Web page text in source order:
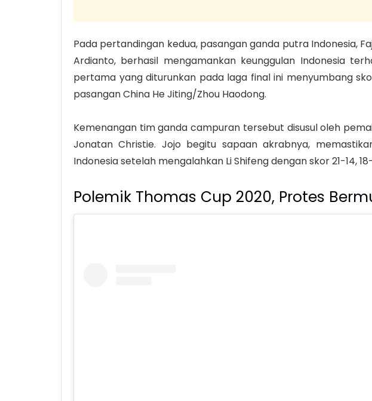
Pada pertandingan kedua, pasangan ganda putra Indonesia,
Ardianto, berhasil mengamankan keunggulan Indonesia
pertama yang diturunkan pada laga final ini menyumbang
pasangan China He Jiting/Zhou Haodong.
Kemenangan tim ganda campuran tersebut disusul oleh
Jonatan Christie. Jojo begitu sapaan akrabnya,
Indonesia setelah mengalahkan Li Shifeng dengan skor 21-14, 18-
Polemik Thomas Cup 2020, Protes